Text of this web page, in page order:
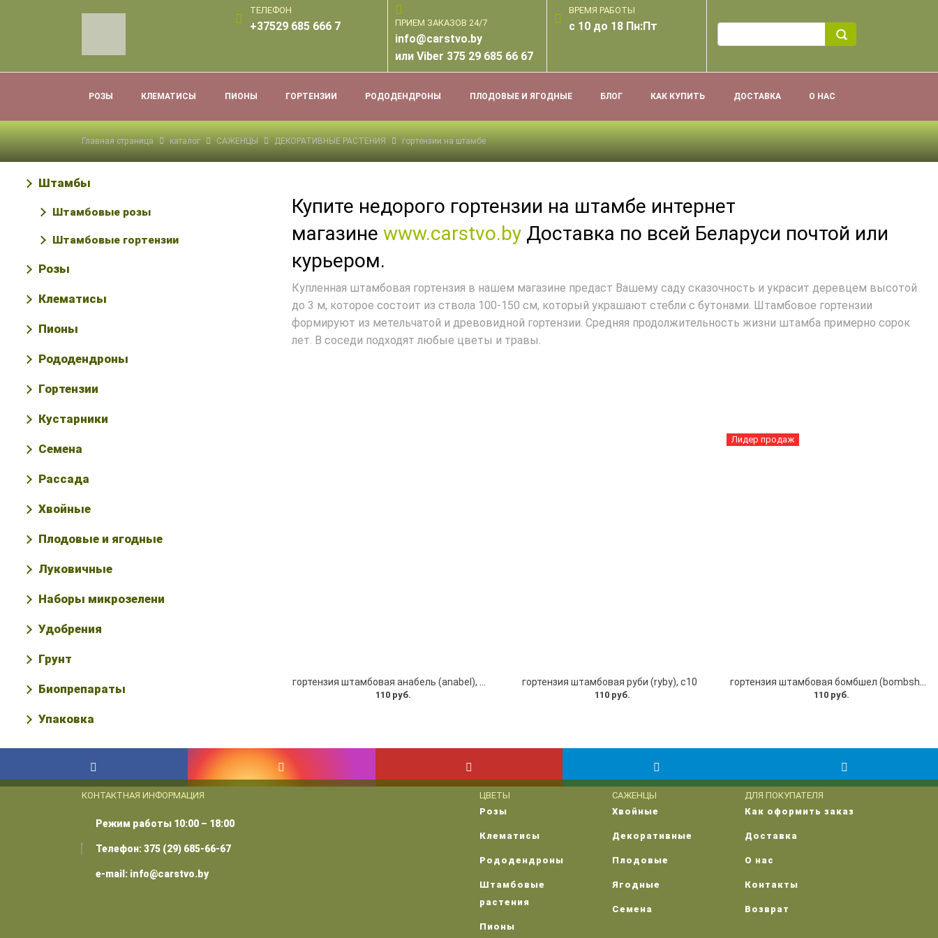
ТЕЛЕФОН
+37529 685 666 7 ПРИЕМ ЗАКАЗОВ 24/7
info@carstvo.by
или Viber 375 29 685 66 67
ВРЕМЯ РАБОТЫ
с 10 до 18 Пн:Пт
РОЗЫ КЛЕМАТИСЫ ПИОНЫ ГОРТЕНЗИИ РОДОДЕНДРОНЫ ПЛОДОВЫЕ И ЯГОДНЫЕ БЛОГ КАК КУПИТЬ ДОСТАВКА О НАС
Главная страница каталог САЖЕНЦЫ ДЕКОРАТИВНЫЕ РАСТЕНИЯ гортензии на штамбе
Штамбы
Штамбовые розы
Штамбовые гортензии
Розы
Клематисы
Пионы
Рододендроны
Гортензии
Кустарники
Семена
Рассада
Хвойные
Плодовые и ягодные
Луковичные
Наборы микрозелени
Удобрения
Грунт
Биопрепараты
Упаковка
Купите недорого гортензии на штамбе интернет
магазинеwww.carstvo.by Доставка по всей Беларуси почтой или
курьером.
Купленная штамбовая гортензия в нашем магазине предаст Вашему саду сказочность и украсит деревцем высотой
до 3 м, которое состоит из ствола 100-150 см, который украшают стебли с бутонами. Штамбовое гортензии
формируют из метельчатой и древовидной гортензии. Средняя продолжительность жизни штамба примерно сорок
лет. В соседи подходят любые цветы и травы.
110 руб.
гортензия штамбовая руби (ryby), с10
110 руб.
Лидер продаж
110 руб.
КОНТАКТНАЯ ИНФОРМАЦИЯ
Режим работы 10:00 – 18:00
Телефон: 375 (29) 685-66-67
e-mail: info@carstvo.by
ЦВЕТЫ
Розы
Клематисы
Рододендроны
Штамбовые
растения
Пионы
САЖЕНЦЫ
Хвойные
Декоративные
Плодовые
Ягодные
Семена
ДЛЯ ПОКУПАТЕЛЯ
Как оформить заказ
Доставка
О нас
Контакты
Возврат